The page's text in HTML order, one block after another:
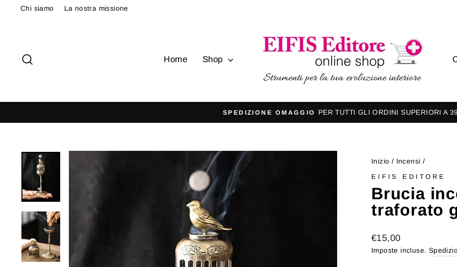
Chi siamo La nostra missione
Home Shop
Metti
presentazione
SPEDIZIONE OMAGGIO PER TUTTI GLI ORDINI SUPERIORI A
Inizio / Incensi /
EIFIS EDITORE
Brucia
traforato
Prezzo
di
€15,00
Imposte incluse.